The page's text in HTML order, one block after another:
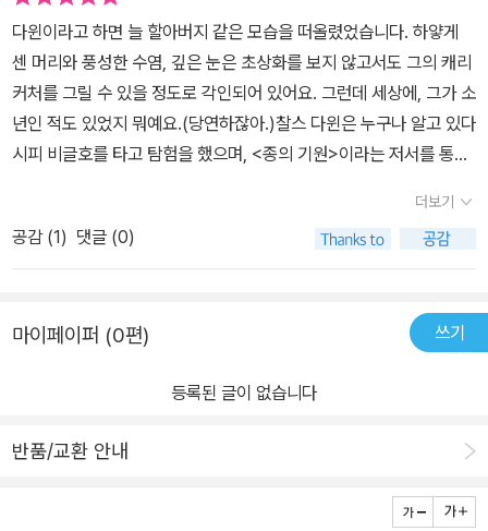
체계로 정리해내는 능력은 탁월했지만 워낙 공상과도 같은 생각을 많
이 했습니다. 이런 점들은 조부의 영향을 많이 받았음에도 실증을 중
시하는 다윈의 모습으로 만들어집니다. 열여섯 살에 형을 따라 스코
틀랜드 에든버러대학에 입학한 다윈. 호불호가 강했던 다윈이 의사인
아버지의 뒤를 잇지 않게 되는 결심을 하기까지, 다윈이라는 인간의
기초가 어떻게 다져졌는지 들려줍니다. 비글호에 타고 출항하기까
지 우여곡절이 많았다는 것도 이번 기회에 알게 되었어요. 무려 5년
간의 항해 기록을 세운 비글호 항해. 저자는 다윈의 <종의 기원>이
하는 다윈... 다윈이 성장하는 모습을 통해 다윈이라는 인간 형성의 배
경을 들여다보는 <다윈의 생애>. 비글호 항해 중에 노예제도에 더
욱 반대하게 된 다윈. 다정한 기질과 정의감은 항해 중 노예 현실을 직
사상과 인도주의를 놓치지 않으려는 저자의 노력을 발견할 수 있습니
윈을 놓치지 않길 소망하는 마음을 볼 수 있었어요. 최근에 읽었던 책
다윈이라고 하면 늘 할아버지 같은 모습을 떠올렸었습니다. 하얗게
센 머리와 풍성한 수염, 깊은 눈은 초상화를 보지 않고서도 그의 캐리
커처를 그릴 수 있을 정도로 각인되어 있어요. 그런데 세상에, 그가 소
년인 적도 있었지 뭐예요.(당연하잖아.)​찰스 다윈은 누구나 알고 있다
시피 비글호를 타고 탐험을 했으며, <종의 기원>이라는 저서를 통해
그 책을 읽은 기분이 들어요. 교과서에서도, 진화에 관한 책에서도 그
의 이름을 빼놓지 않기 때문일 겁니다. 하지만 그가 어떤 사람이라는
건 잘 몰랐습니다. ​이번의 이와나미 신서 <다윈의 생애>에서는 몰랐
입니다만, 종의 기원을 비롯한 저서나 연구에 대해 자세히 들여다보
가에 주목했습니다. 덕분에 전혀 몰랐던 그를 조금 알게 되었어요.​다
트리(귀족 지위는 없지만 가문 휘장을 사용하도록 허락받은 계층, 젠
상당히 자유로워진 농민층(p.37)입니다. 후대로 내려가면서 부유층
더보기
공감 (1) 댓글 (0)
마이페이퍼 (0편) 쓰기
등록된 글이 없습니다
반품/교환 안내